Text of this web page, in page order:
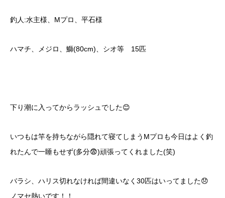
釣人:水主様、Mプロ、平石様
ハマチ、メジロ、鰤(80cm)、シオ等 15匹
下り潮に入ってからラッシュでした😊
いつもは竿を持ちながら隠れて寝てしまうMプロも今日はよく釣
れたんで一睡もせず(多分😨)頑張ってくれました(笑)
バラシ、ハリス切れなければ間違いなく30匹はいってました😞
ノマセ熱いです！！